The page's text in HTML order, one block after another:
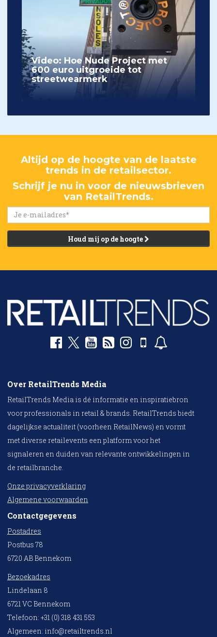
Video: Hoe Nude Project met
600 euro uitgroeide tot
streetwearmerk
Altijd op de hoogte van de laatste
trends in de retailsector.
Schrijf je nu in voor de nieuwsbrieven
van RetailTrends.
Houd mij op de hoogte
Over RetailTrends Media
RetailTrends Media is dé informatie en inspiratiebron
voor professionals in retail & brands. RetailTrends biedt
dagelijkse actualiteit (voorheen RetailNews) en vormt
met diverse retailevents een platform voor het
signaleren en duiden van relevante ontwikkelingen in
de retailbranche.
Onze privacyverklaring
Algemene voorwaarden
Contactgegevens
Postadres
Postbus 78
6720 AB Bennekom
Bezoekadres
Lindelaan 8
6721 VC Bennekom
Telefoon: +31 (0) 318 431 553
Algemeen: info@retailtrends.nl